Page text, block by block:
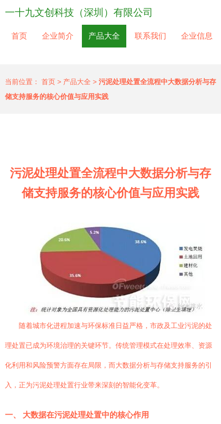
一十九文创科技（深圳）有限公司
首页 企业简介 产品大全 联系我们 企业信息
当前位置： 首页 > 产品大全 > 污泥处理处置全流程中大数据分析与存
储支持服务的核心价值与应用实践
污泥处理处置全流程中大数据分析与存
储支持服务的核心价值与应用实践
随着城市化进程加速与环保标准日益严格，市政及工业污泥的处
理处置已成为环境治理的关键环节。传统管理模式在处理效率、资源
化利用和风险预警方面存在局限，而大数据分析与存储支持服务的引
入，正为污泥处理处置行业带来深刻的智能化变革。
一、 大数据在污泥处理处置中的核心作用